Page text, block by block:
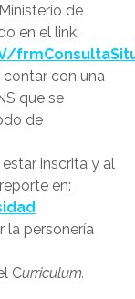
de
en el link:
contar con una
que se
de
inscrita y al
en:
la personería
Curriculum.